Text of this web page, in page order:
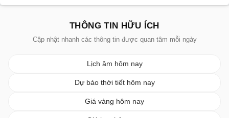
THÔNG TIN HỮU ÍCH
Cập nhật nhanh các thông tin được quan tâm mỗi ngày
Lịch âm hôm nay
Dự báo thời tiết hôm nay
Giá vàng hôm nay